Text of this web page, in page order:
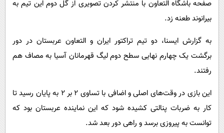
سرگرمی
گوناگون
حوادث
سلامت
پیامک
آشپزی
دانلود
صفحه باشگاه التعاون با منتشر کردن تصویری از گل دوم این تیم به
بیرانوند طعنه زد.
به گزارش ایسنا، دو تیم تراکتور ایران و التعاون عربستان در دور
برگشت یک چهارم نهایی سطح دوم لیگ قهرمانان آسیا به مصاف هم
رفتند.
این بازی در وقت‌های اصلی و اضافی با تساوی ۲ بر ۲ به پایان رسید تا
کار به ضربات پنالتی کشیده شود که این نماینده عربستان بود که
توانست به پیروزی برسد و راهی دور بعد شد.